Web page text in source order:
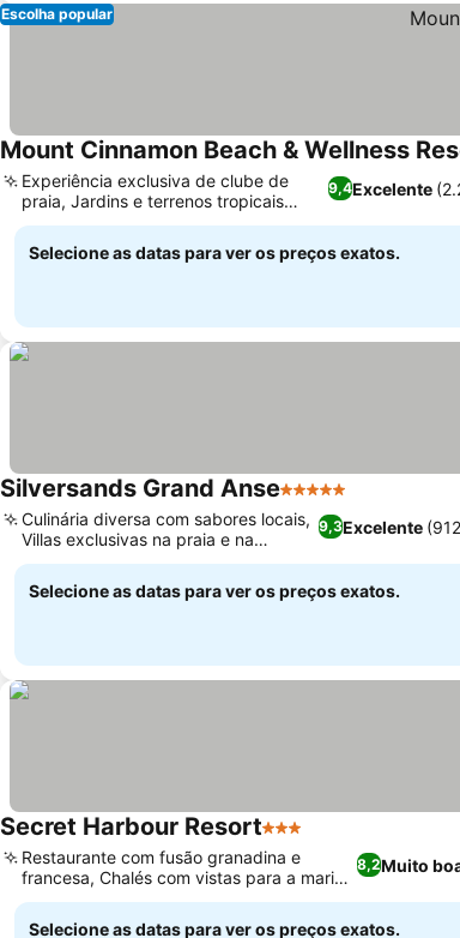
Escolha popular
Mount Cinnamon Beach & Wellness
9,4Excelente
Experiência exclusiva de clube de
praia, Jardins e terrenos tropicais
exuberantes
Selecione as datas para ver os preços exatos.
Silversands Grand Anse5 Estrelas
9,3Excelente
Culinária diversa com sabores locais,
Villas exclusivas na praia e na
encosta
Selecione as datas para ver os preços exatos.
Secret Harbour Resort3 Estrelas
8,2Muito
Restaurante com fusão granadina e
francesa, Chalés com vistas para a marina
ou o oceano
Selecione as datas para ver os preços exatos.